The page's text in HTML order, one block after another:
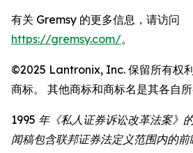
有关 Gremsy 的更多信息，请访问
https://gremsy.com/。
©2025 Lantronix, Inc. 保留所有权
商标。 其他商标和商标名是其各自所
1995 年《私人证券诉讼改革法案》
闻稿包含联邦证券法定义范围内的